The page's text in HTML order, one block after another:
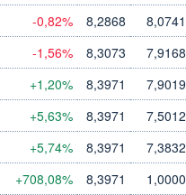
-0,82% 8,2868
8,0741
-1,56% 8,3073
7,9168
+1,20% 8,3971
7,9019
+5,63% 8,3971
7,5012
+5,74% 8,3971
7,3832
+708,08% 8,3971
1,0000